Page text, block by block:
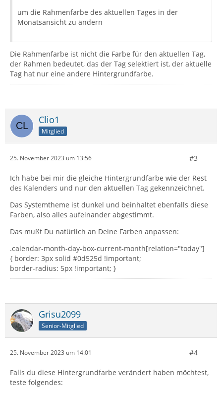
um die Rahmenfarbe des aktuellen Tages in der
Monatsansicht zu ändern
Die Rahmenfarbe ist nicht die Farbe für den aktuellen Tag,
der Rahmen bedeutet, das der Tag selektiert ist, der aktuelle
Tag hat nur eine andere Hintergrundfarbe.
Clio1
Mitglied
25. November 2023 um 13:56 #3
Ich habe bei mir die gleiche Hintergrundfarbe wie der Rest
des Kalenders und nur den aktuellen Tag gekennzeichnet.
Das Systemtheme ist dunkel und beinhaltet ebenfalls diese
Farben, also alles aufeinander abgestimmt.
Das mußt Du natürlich an Deine Farben anpassen:
.calendar-month-day-box-current-month[relation="today"]
{ border: 3px solid #0d525d !important;
border-radius: 5px !important; }
Grisu2099
Senior-Mitglied
25. November 2023 um 14:01 #4
Falls du diese Hintergrundfarbe verändert haben möchtest,
teste folgendes: